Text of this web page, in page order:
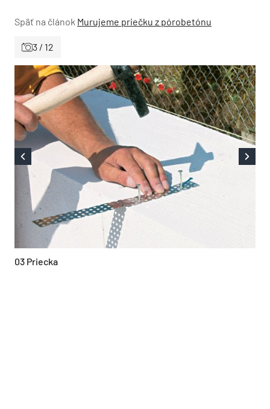
Späť na článok Murujeme priečku z pórobetónu
3 / 12
03 Priecka